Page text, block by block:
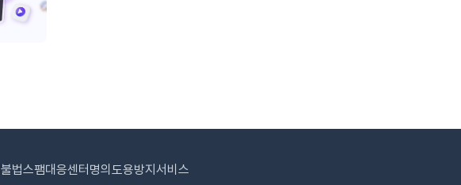
불법스팸대응센터 명의도용방지서비스